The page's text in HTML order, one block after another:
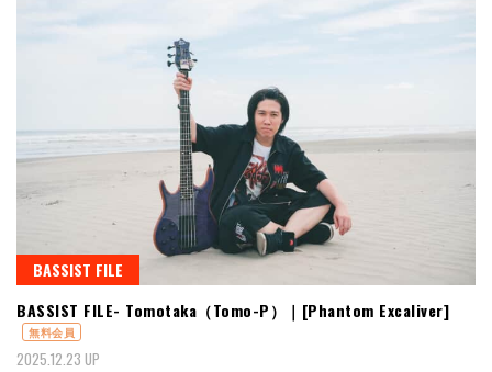
BASSIST FILE
BASSIST FILE- Tomotaka（Tomo-P）｜[Phantom Excaliver]
無料会員
2025.12.23 UP